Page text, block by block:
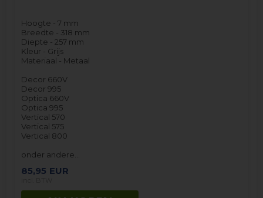
Hoogte - 7 mm
Breedte - 318 mm
Diepte - 257 mm
Kleur - Grijs
Materiaal - Metaal
Decor 660V
Decor 995
Optica 660V
Optica 995
Vertical 570
Vertical 575
Vertical 800
onder andere…
85,95 EUR